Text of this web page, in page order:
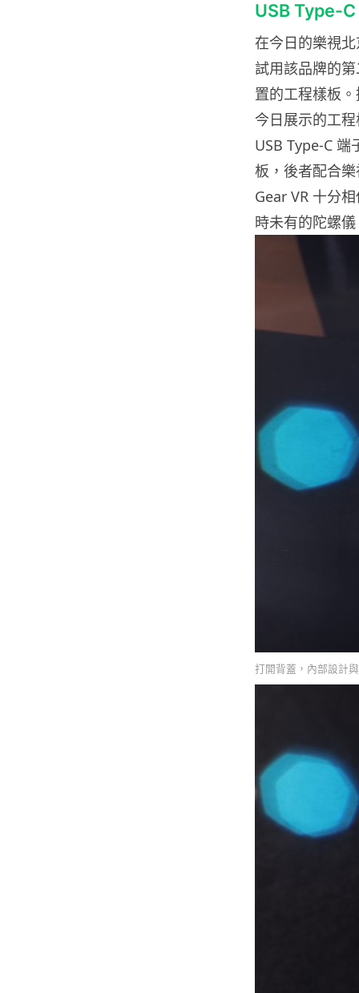
USB Type-
在今日的樂視
試用該品牌的
置的工程樣板
今日展示的工
USB Type-C
板，後者配合
Gear VR 十分
時未有的陀螺
打開背蓋，內部設計